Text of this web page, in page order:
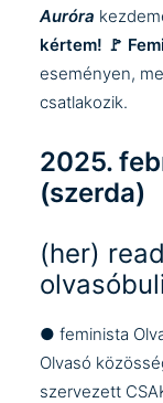
Auróra
kértem! 🚩
eseményen,
csatlakozik.
2025.
(szerda)
(her)
● feminista
Olvasó
szervezett